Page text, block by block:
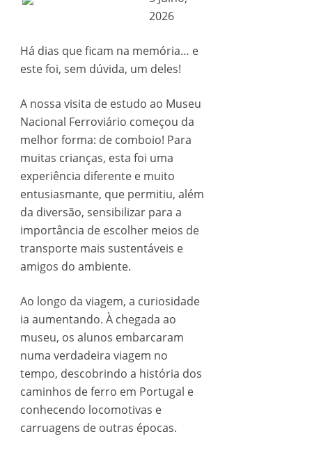
2026
Há dias que ficam na memória… e
este foi, sem dúvida, um deles!
A nossa visita de estudo ao Museu
Nacional Ferroviário começou da
melhor forma: de comboio! Para
muitas crianças, esta foi uma
experiência diferente e muito
entusiasmante, que permitiu, além
da diversão, sensibilizar para a
importância de escolher meios de
transporte mais sustentáveis e
amigos do ambiente.
Ao longo da viagem, a curiosidade
ia aumentando. À chegada ao
museu, os alunos embarcaram
numa verdadeira viagem no
tempo, descobrindo a história dos
caminhos de ferro em Portugal e
conhecendo locomotivas e
carruagens de outras épocas.